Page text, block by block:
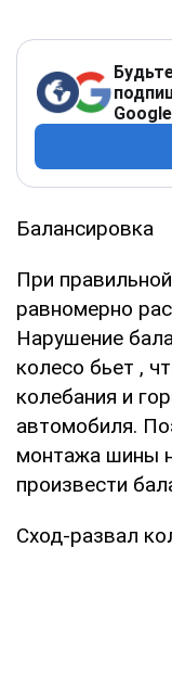
Google
Балансировка
При
равномерно
Нарушение
колесо бьет ,
колебания и
автомобиля.
монтажа шины
произвести
Сход-развал